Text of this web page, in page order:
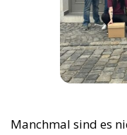
Manchmal sind es